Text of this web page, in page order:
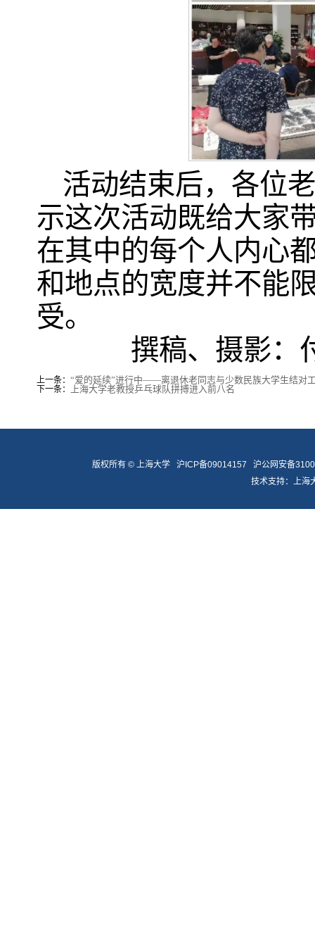
活动结束后，各位
示这次活动既给大家
在其中的每个人内心
和地点的宽度并不能
受。
撰稿、摄影：
上一条： “爱的延续”进行中——离退休老同志与少数民族大学生结对
下一条： 上海大学老教授乒乓球队拼搏进入前八名
版权所有 ©上海大学 沪ICP备09014157
沪公网安备
技术支持： 上海